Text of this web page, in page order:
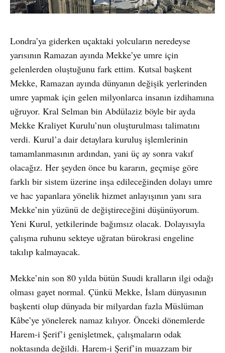
Londra’ya giderken uçaktaki yolcuların neredeyse
yarısının Ramazan ayında Mekke’ye umre için
gelenlerden oluştuğunu fark ettim. Kutsal başkent
Mekke, Ramazan ayında dünyanın değişik yerlerinden
umre yapmak için gelen milyonlarca insanın izdihamına
uğruyor. Kral Selman bin Abdülaziz böyle bir ayda
Mekke Kraliyet Kurulu’nun oluşturulması talimatını
verdi. Kurul’a dair detaylara kuruluş işlemlerinin
tamamlanmasının ardından, yani üç ay sonra vakıf
olacağız. Her şeyden önce bu kararın, geçmişe göre
farklı bir sistem üzerine inşa edileceğinden dolayı umre
ve hac yapanlara yönelik hizmet anlayışının yanı sıra
Mekke’nin yüzünü de değiştireceğini düşünüyorum.
Yeni Kurul, yetkilerinde bağımsız olacak. Dolayısıyla
çalışma ruhunu sekteye uğratan bürokrasi engeline
takılıp kalmayacak.
Mekke’nin son 80 yılda bütün Suudi kralların ilgi odağı
olması gayet normal. Çünkü Mekke, İslam dünyasının
başkenti olup dünyada bir milyardan fazla Müslüman
Kâbe’ye yönelerek namaz kılıyor. Önceki dönemlerde
Harem-i Şerif’i genişletmek, çalışmaların odak
noktasında değildi. Harem-i Şerif’in muazzam bir